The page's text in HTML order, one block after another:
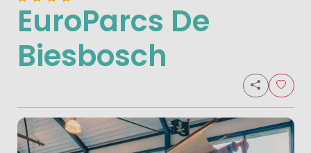
EuroParcs De
Biesbosch